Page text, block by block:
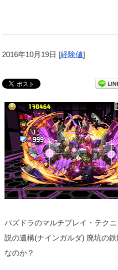
2016年10月19日 [経験値]
パズドラのマルチプレイ・テク
説の遺構(ナインガルダ) 廃坑の
なのか？